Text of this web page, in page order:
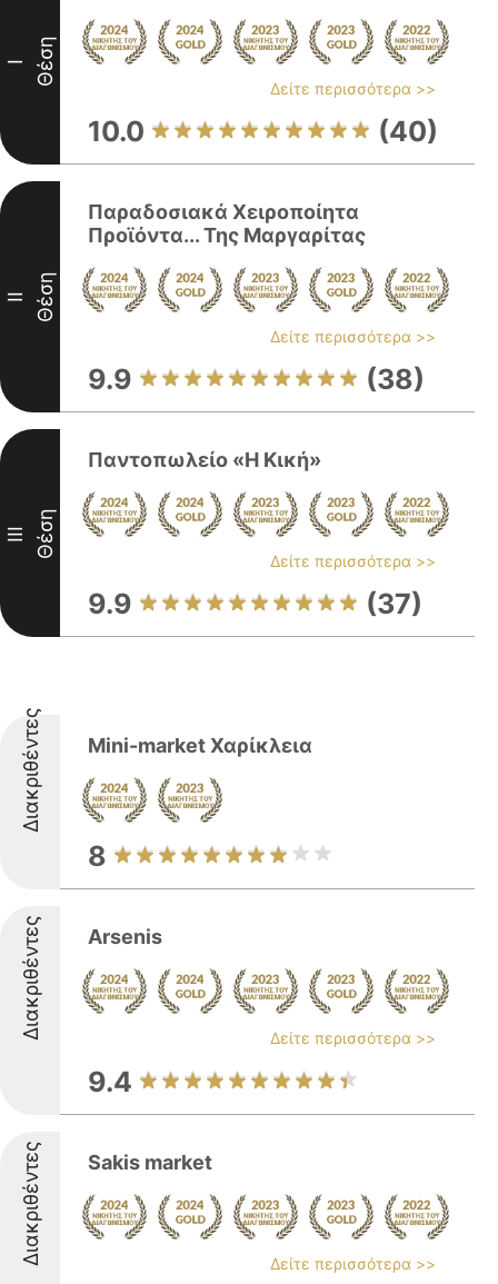
I Θέση
Δείτε περισσότερα >>
10.0 (40)
II Θέση
Παραδοσιακά Χειροποίητα
Προϊόντα... Της Μαργαρίτας
Δείτε περισσότερα >>
9.9 (38)
III Θέση
Παντοπωλείο «Η Κική»
Δείτε περισσότερα >>
9.9 (37)
Διακριθέντες Mini-market Χαρίκλεια
8
Διακριθέντες Arsenis
Δείτε περισσότερα >>
9.4
Διακριθέντες Sakis market
Δείτε περισσότερα >>